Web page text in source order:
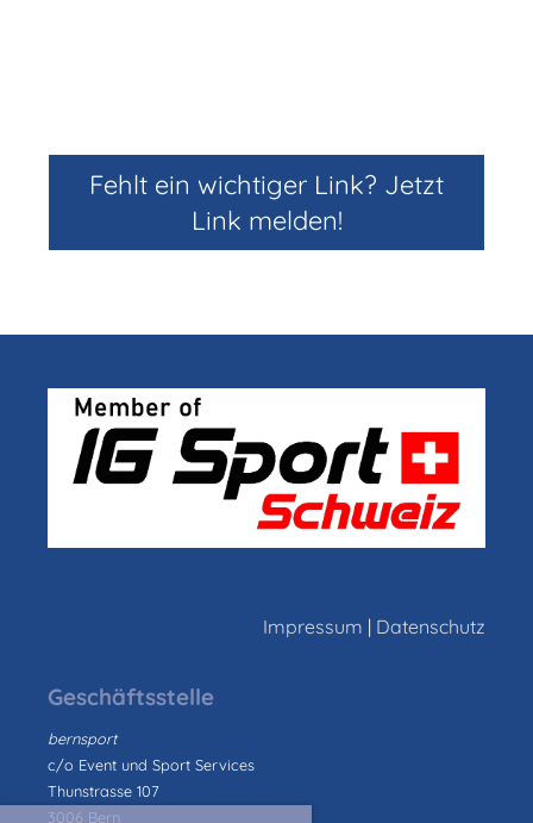
Fehlt ein wichtiger Link? Jetzt
Link melden!
Impressum | Datenschutz
Geschäftsstelle
bernsport
c/o Event und Sport Services
Thunstrasse 107
3006 Bern